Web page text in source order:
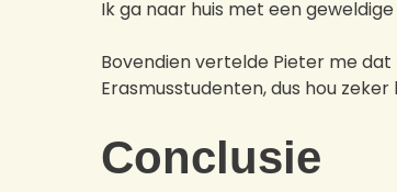
Ik ga naar huis met een
Bovendien vertelde Pieter me
Erasmusstudenten, dus hou
Conclusie